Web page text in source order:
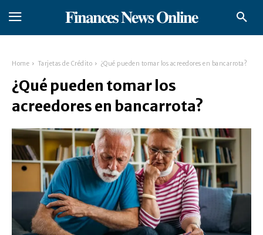
𝐅𝐢𝐧𝐚𝐧𝐜𝐞𝐬 𝐍𝐞𝐰𝐬 𝐎𝐧𝐥𝐢𝐧𝐞
Home Tarjetas de Crédito ¿Qué pueden tomar los acreedores en bancarrota?
¿Qué pueden tomar los
acreedores en bancarrota?